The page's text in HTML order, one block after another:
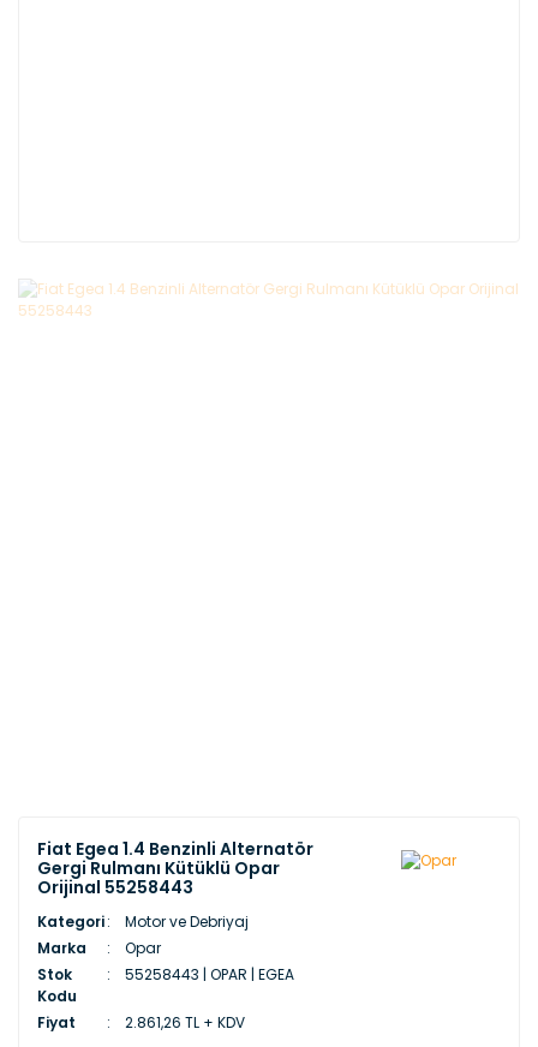
Fiat Egea 1.4 Benzinli Alternatör
Gergi Rulmanı Kütüklü Opar
Orijinal 55258443
Kategori
Motor ve Debriyaj
Marka
Opar
Stok
Kodu
55258443 | OPAR | EGEA
Fiyat 2.861,26 TL + KDV